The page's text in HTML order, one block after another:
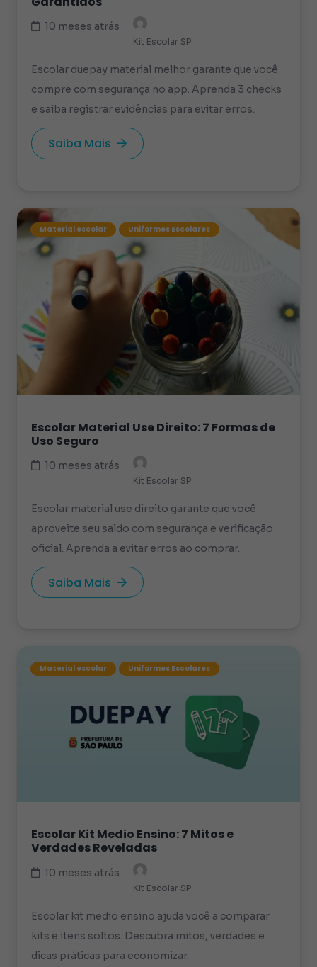
10 meses atrás
Kit Escolar SP
Escolar duepay material melhor garante que você
compre com segurança no app. Aprenda 3 checks
e saiba registrar evidências para evitar erros.
Saiba Mais
Material escolar Uniformes Escolares
Escolar Material Use Direito: 7 Formas de
Uso Seguro
10 meses atrás
Kit Escolar SP
Escolar material use direito garante que você
aproveite seu saldo com segurança e verificação
oficial. Aprenda a evitar erros ao comprar.
Saiba Mais
Material escolar Uniformes Escolares
Escolar Kit Medio Ensino: 7 Mitos e
Verdades Reveladas
10 meses atrás
Kit Escolar SP
Escolar kit medio ensino ajuda você a comparar
kits e itens soltos. Descubra mitos, verdades e
dicas práticas para economizar.